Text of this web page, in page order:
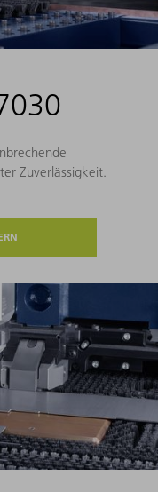
Zuverlässigkeit.